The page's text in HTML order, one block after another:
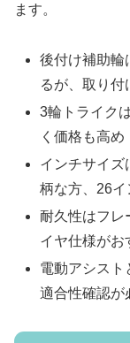
ます。
後付け補助輪
るが、取り付
3輪トライク
く価格も高め
インチサイズ
柄な方、26
耐久性はフレ
イヤ仕様がお
電動アシスト
適合性確認が